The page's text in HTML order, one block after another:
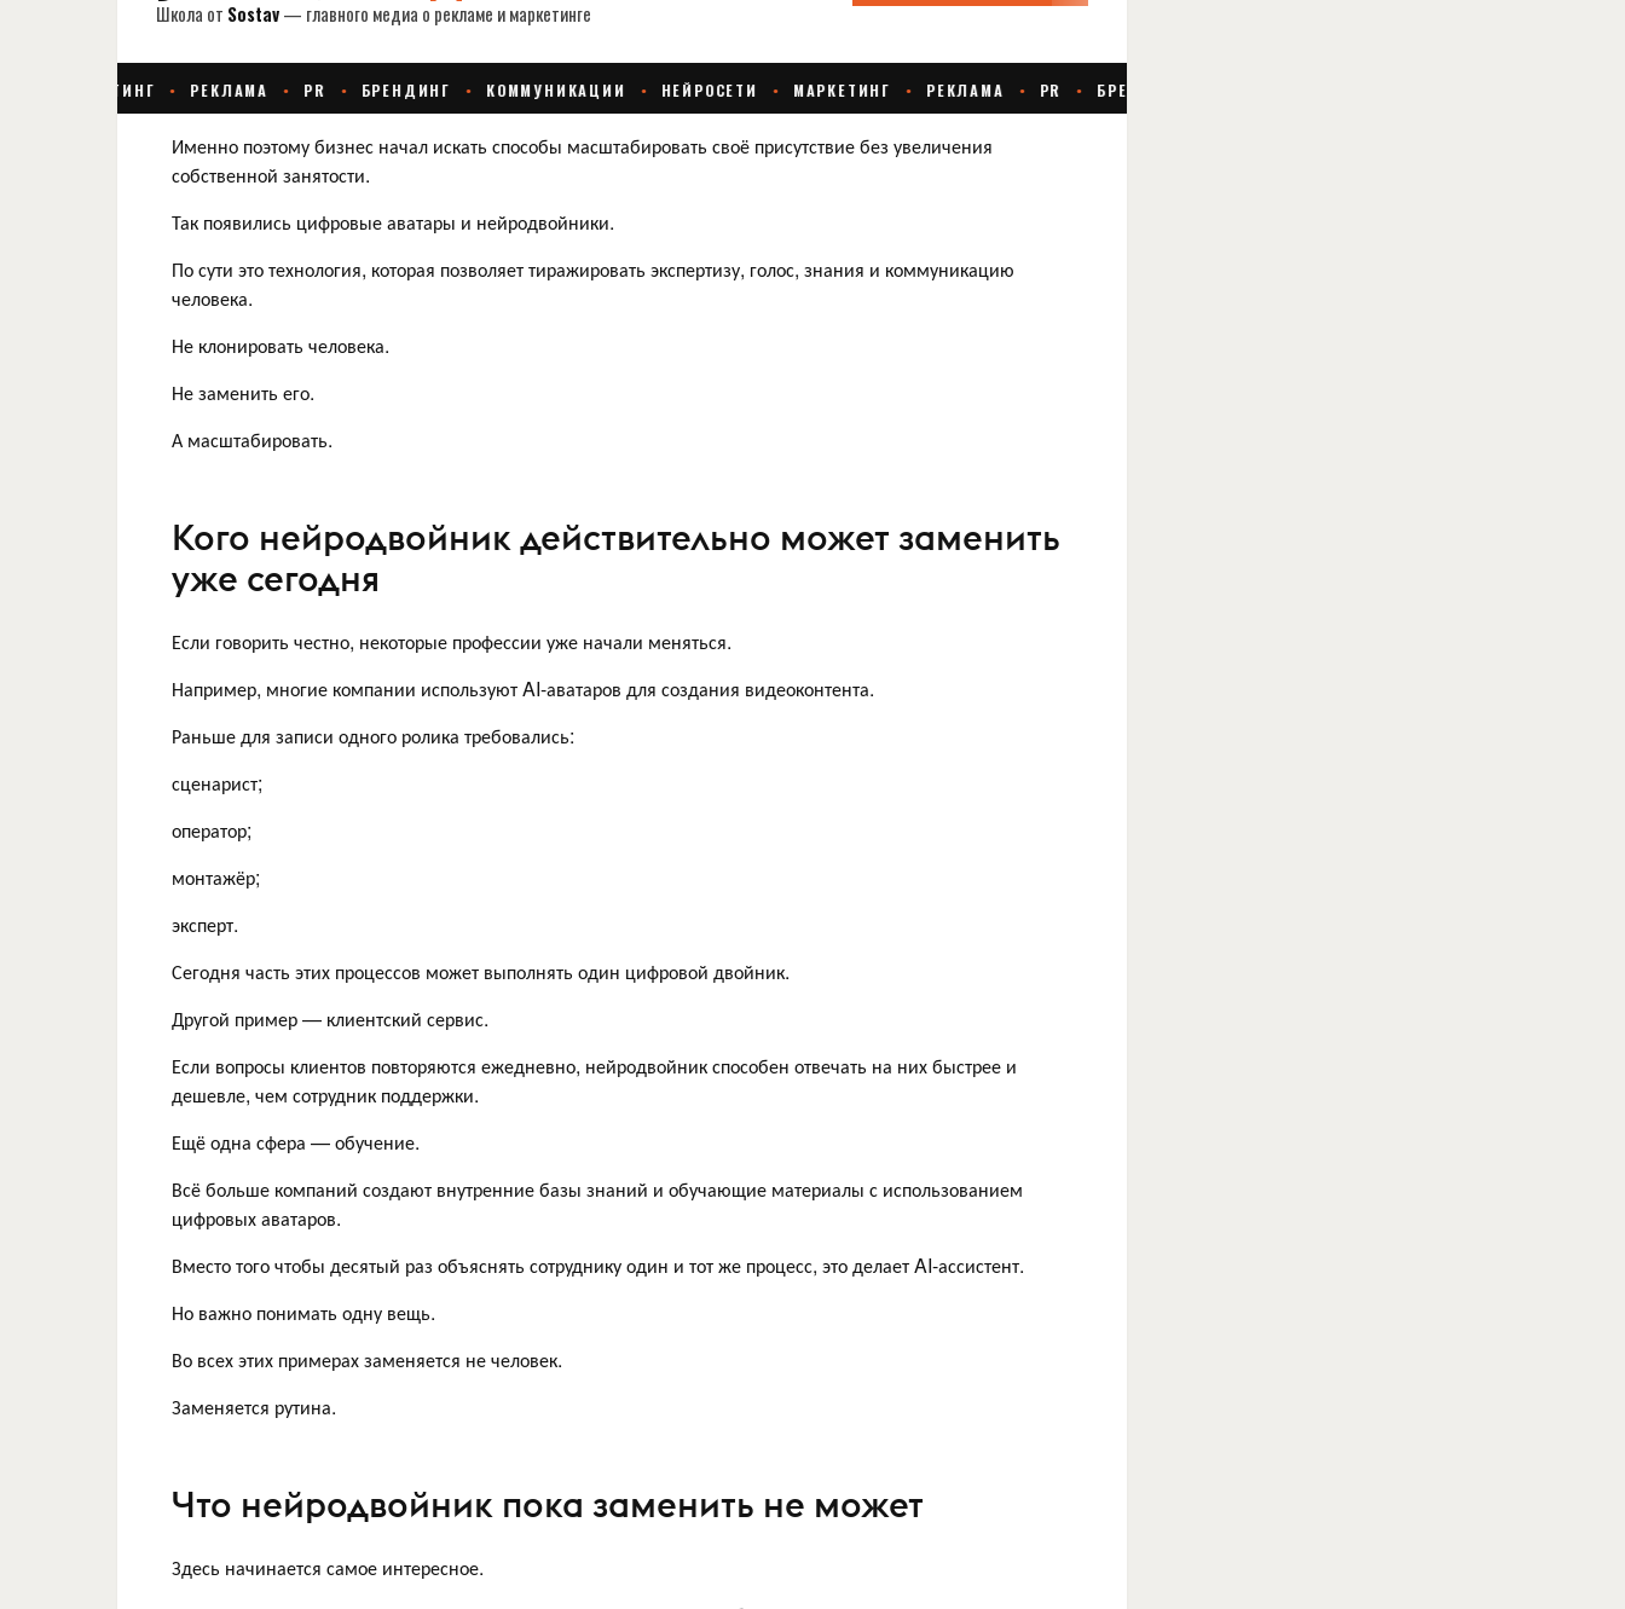
Именно поэтому бизнес начал искать способы масштабировать своё присутствие без увеличения
собственной занятости.
Так появились цифровые аватары и нейродвойники.
По сути это технология, которая позволяет тиражировать экспертизу, голос, знания и коммуникацию
человека.
Не клонировать человека.
Не заменить его.
А масштабировать.
Кого нейродвойник действительно может заменить
уже сегодня
Если говорить честно, некоторые профессии уже начали меняться.
Например, многие компании используют AI-аватаров для создания видеоконтента.
Раньше для записи одного ролика требовались:
сценарист;
оператор;
монтажёр;
эксперт.
Сегодня часть этих процессов может выполнять один цифровой двойник.
Другой пример — клиентский сервис.
Если вопросы клиентов повторяются ежедневно, нейродвойник способен отвечать на них быстрее и
дешевле, чем сотрудник поддержки.
Ещё одна сфера — обучение.
Всё больше компаний создают внутренние базы знаний и обучающие материалы с использованием
цифровых аватаров.
Вместо того чтобы десятый раз объяснять сотруднику один и тот же процесс, это делает AI-ассистент.
Но важно понимать одну вещь.
Во всех этих примерах заменяется не человек.
Заменяется рутина.
Что нейродвойник пока заменить не может
Здесь начинается самое интересное.